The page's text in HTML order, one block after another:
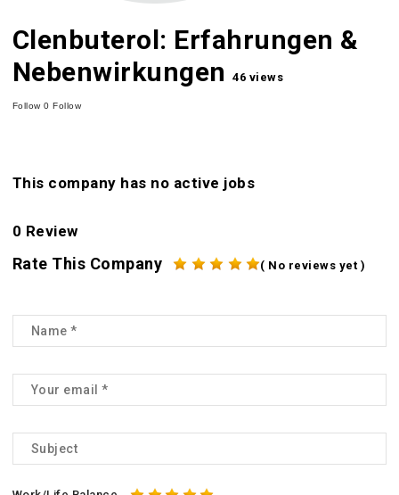
Clenbuterol: Erfahrungen &
Nebenwirkungen
46 views
Follow0 Follow
This company has no active jobs
0 Review
Rate This Company ( No reviews yet )